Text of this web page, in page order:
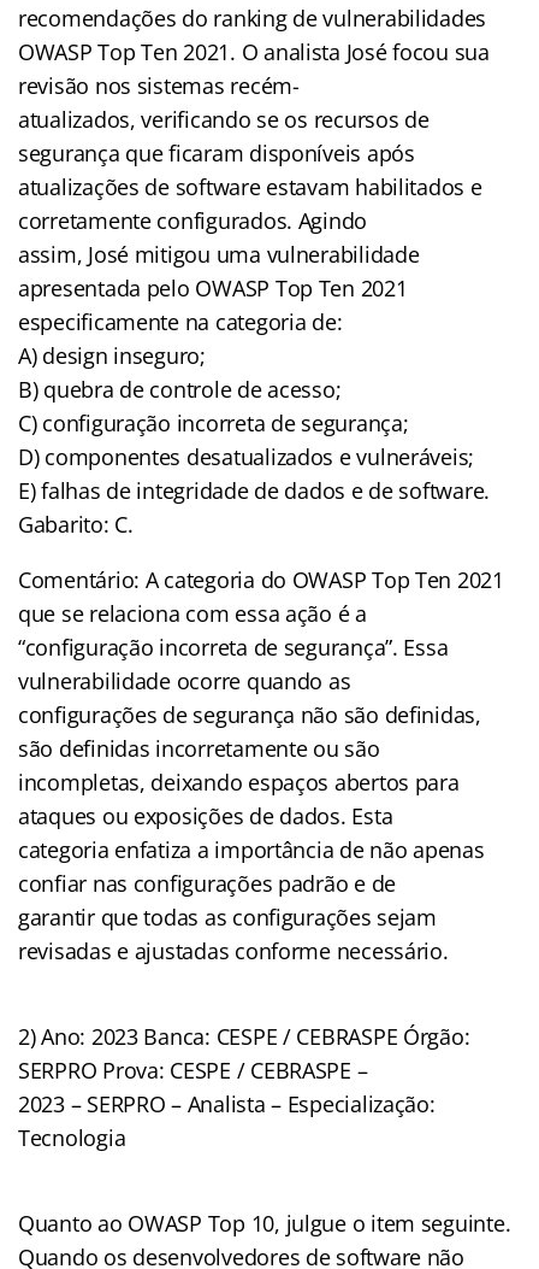
recomendações do ranking de vulnerabilidades
OWASP Top Ten 2021. O analista José focou sua
revisão nos sistemas recém-
atualizados, verificando se os recursos de
segurança que ficaram disponíveis após
atualizações de software estavam habilitados e
corretamente configurados. Agindo
assim, José mitigou uma vulnerabilidade
apresentada pelo OWASP Top Ten 2021
especificamente na categoria de:
A) design inseguro;
B) quebra de controle de acesso;
C) configuração incorreta de segurança;
D) componentes desatualizados e vulneráveis;
E) falhas de integridade de dados e de software.
Gabarito: C.
Comentário: A categoria do OWASP Top Ten 2021
que se relaciona com essa ação é a
“configuração incorreta de segurança”. Essa
vulnerabilidade ocorre quando as
configurações de segurança não são definidas,
são definidas incorretamente ou são
incompletas, deixando espaços abertos para
ataques ou exposições de dados. Esta
categoria enfatiza a importância de não apenas
confiar nas configurações padrão e de
garantir que todas as configurações sejam
revisadas e ajustadas conforme necessário.
2) Ano: 2023 Banca: CESPE / CEBRASPE Órgão:
SERPRO Prova: CESPE / CEBRASPE –
2023 – SERPRO – Analista – Especialização:
Tecnologia
Quanto ao OWASP Top 10, julgue o item seguinte.
Quando os desenvolvedores de software não